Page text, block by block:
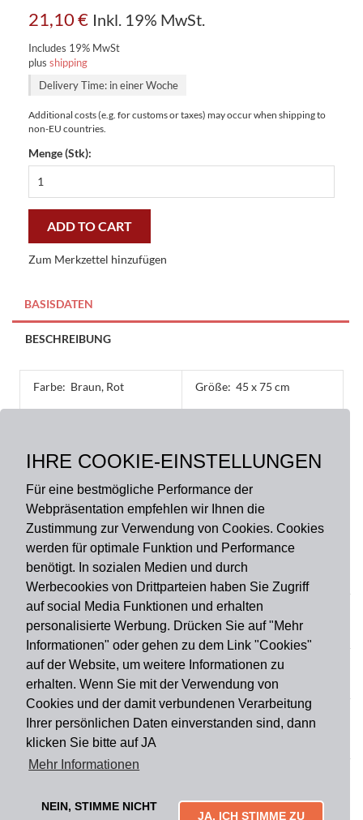
IHRE COOKIE-EINSTELLUNGEN
Für eine bestmögliche Performance der
Webpräsentation empfehlen wir Ihnen die
Zustimmung zur Verwendung von Cookies. Cookies
werden für optimale Funktion und Performance
benötigt. In sozialen Medien und durch
Werbecookies von Drittparteien haben Sie Zugriff
auf social Media Funktionen und erhalten
personalisierte Werbung. Drücken Sie auf "Mehr
Informationen" oder gehen zu dem Link "Cookies"
auf der Website, um weitere Informationen zu
erhalten. Wenn Sie mit der Verwendung von
Cookies und der damit verbundenen Verarbeitung
Ihrer persönlichen Daten einverstanden sind, dann
klicken Sie bitte auf JA
Mehr Informationen
NEIN, STIMME NICHT
JA, ICH STIMME ZU
21,10€ Inkl. 19% MwSt.
Includes 19% MwSt
plus shipping
Delivery Time: in einer Woche
Additional costs (e.g. for customs or taxes) may occur when shipping to
non-EU countries.
Menge (Stk):
Kokosmatten
75
preiswert
und
stilvoll
ADD TO CART
Zum Merkzettel hinzufügen
BASISDATEN
BESCHREIBUNG
Farbe: Braun, Rot Größe: 45 x 75 cm
Rückseite: PVC
Zahlungsart
Versandart
Du findest uns auch auf
Informationen
Impressum Widerruf
Mytailor croodles